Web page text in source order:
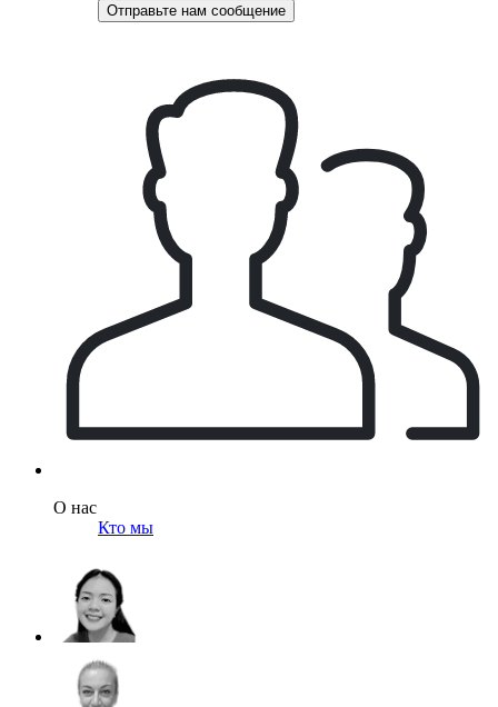
Отправьте нам сообщение
О нас
Кто мы